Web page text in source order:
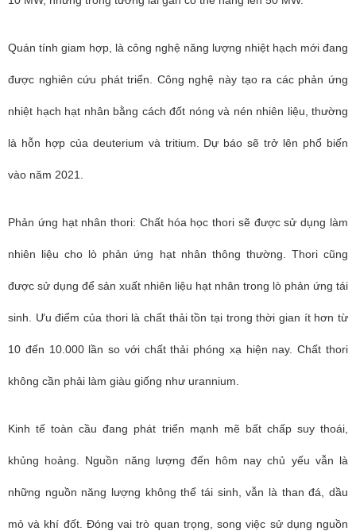
Quán tính giam hợp, là công nghệ năng lượng nhiệt hạch mới đang
được nghiên cứu phát triển. Công nghệ này tạo ra các phản ứng
nhiệt hạch hạt nhân bằng cách đốt nóng và nén nhiên liệu, thường
là hỗn hợp của deuterium và tritium. Dự báo sẽ trở lên phổ biến
vào năm 2021.
Phản ứng hạt nhân thori: Chất hóa học thori sẽ được sử dụng làm
nhiên liệu cho lò phản ứng hạt nhân thông thường. Thori cũng
được sử dụng để sản xuất nhiên liệu hạt nhân trong lò phản ứng tái
sinh. Ưu điểm của thori là chất thải tồn tại trong thời gian ít hơn từ
10 đến 10.000 lần so với chất thải phóng xạ hiện nay. Chất thori
không cần phải làm giàu giống như urannium.
Kinh tế toàn cầu đang phát triển mạnh mẽ bất chấp suy thoái,
khủng hoảng. Nguồn năng lượng đến hôm nay chủ yếu vẫn là
những nguồn năng lượng không thể tái sinh, vẫn là than đá, dầu
mỏ và khí đốt. Đóng vai trò quan trọng, song việc sử dụng nguồn